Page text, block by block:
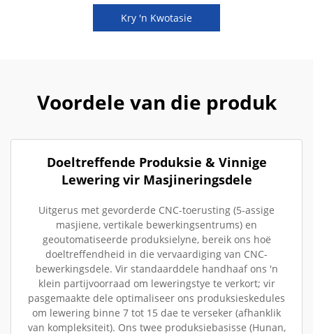
Kry 'n Kwotasie
Voordele van die produk
Doeltreffende Produksie & Vinnige
Lewering vir Masjineringsdele
Uitgerus met gevorderde CNC-toerusting (5-assige
masjiene, vertikale bewerkingsentrums) en
geoutomatiseerde produksielyne, bereik ons hoë
doeltreffendheid in die vervaardiging van CNC-
bewerkingsdele. Vir standaarddele handhaaf ons 'n
klein partijvoorraad om leweringstye te verkort; vir
pasgemaakte dele optimaliseer ons produksieskedules
om lewering binne 7 tot 15 dae te verseker (afhanklik
van kompleksiteit). Ons twee produksiebasisse (Hunan,